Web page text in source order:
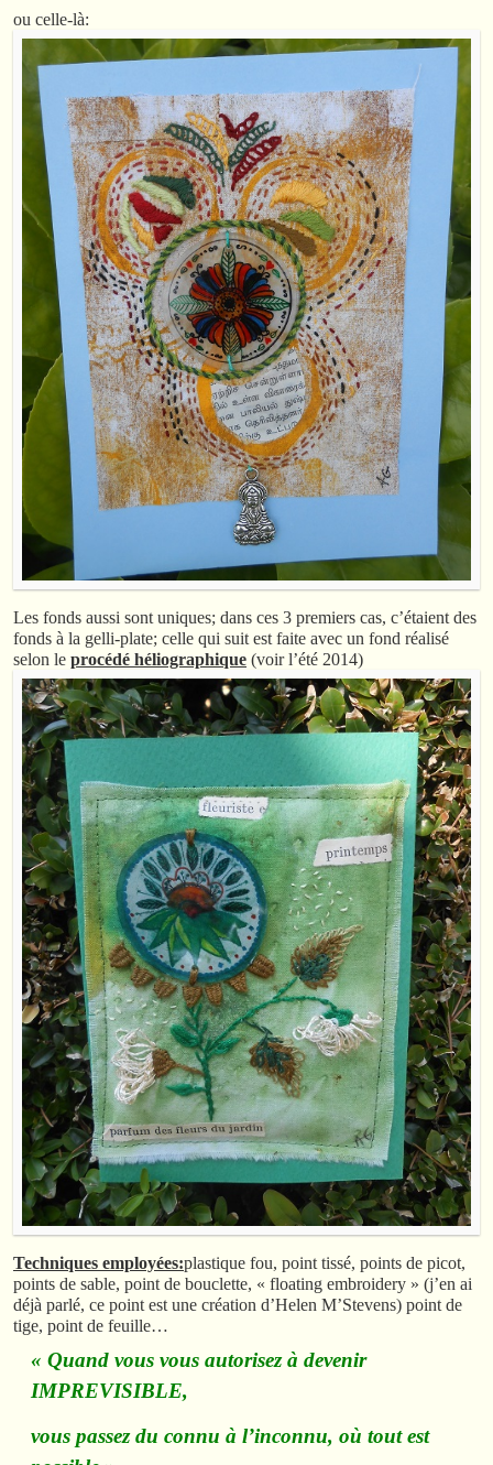
ou celle-là:
Les fonds aussi sont uniques; dans ces 3 premiers cas, c’étaient des
fonds à la gelli-plate; celle qui suit est faite avec un fond réalisé
selon le procédé héliographique (voir l’été 2014)
Techniques employées:plastique fou, point tissé, points de picot,
points de sable, point de bouclette, « floating embroidery » (j’en ai
déjà parlé, ce point est une création d’Helen M’Stevens) point de
tige, point de feuille…
« Quand vous vous autorisez à devenir
IMPREVISIBLE,
vous passez du connu à l’inconnu, où tout est